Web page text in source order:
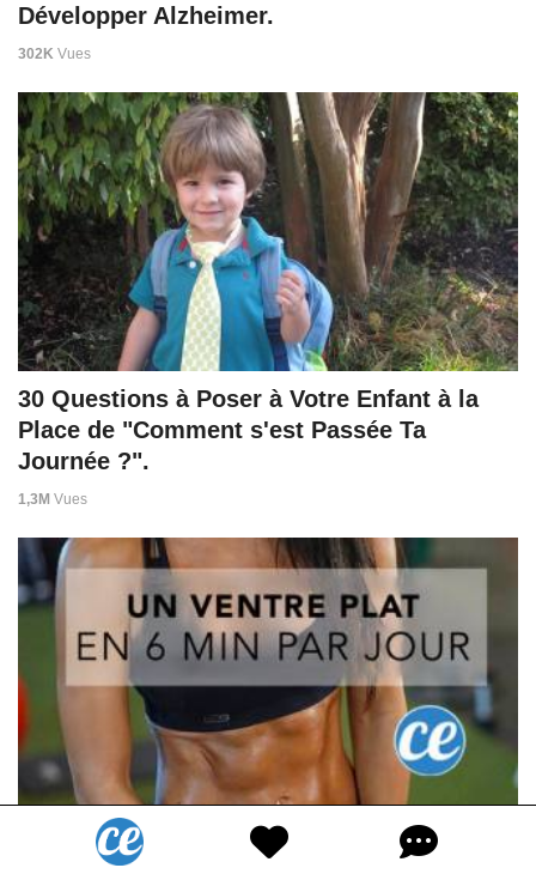
Développer Alzheimer.
302K Vues
30 Questions à Poser à Votre Enfant à la
Place de "Comment s'est Passée Ta
Journée ?".
1,3M Vues
Un ventre plat et des abdos musclés en